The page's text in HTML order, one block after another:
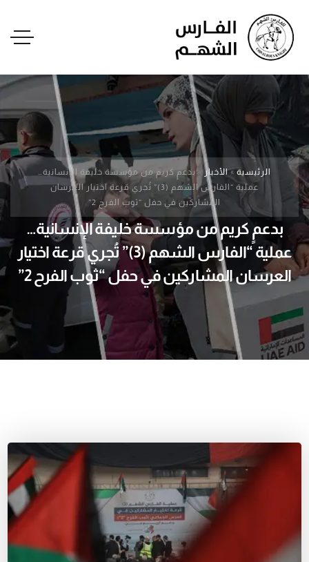
الرئيسية»الأخبار» بدعمٍ كريم من مؤسسة خليفة الإنسانية…
عملية “الفارس الشهم (3)” تُجري قرعة اختيار العرسان
المشاركين في حفل “ثوب الفرح 2”
بدعمٍ كريم من مؤسسة خليفة الإنسانية…
عملية “الفارس الشهم (3)” تُجري قرعة اختيار
العرسان المشاركين في حفل “ثوب الفرح 2”